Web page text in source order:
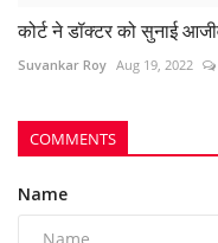
कोर्ट ने डॉक्टर को सुनाई
Suvankar Roy Aug 19, 2022
COMMENTS
Name